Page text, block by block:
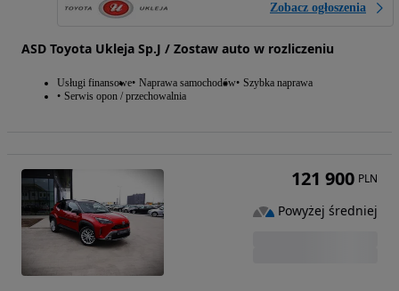
Zobacz ogłoszenia
ASD Toyota Ukleja Sp.J / Zostaw auto w rozliczeniu
Usługi finansowe Naprawa samochodów Szybka naprawa
Serwis opon / przechowalnia
121 900 PLN
Powyżej średniej